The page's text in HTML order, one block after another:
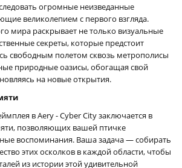
огромные неизведанные
великолепием с первого взгляда.
мира раскрывает не только визуальные
секреты, которые предстоит
свободным полетом сквозь метрополисы
природные оазисы, обогащая свой
на новые открытия.
в Aery - Cyber City заключается в
позволяющих вашей птичке
воспоминания. Ваша задача — собирать
этих осколков в каждой области, чтобы
из истории этой удивительной